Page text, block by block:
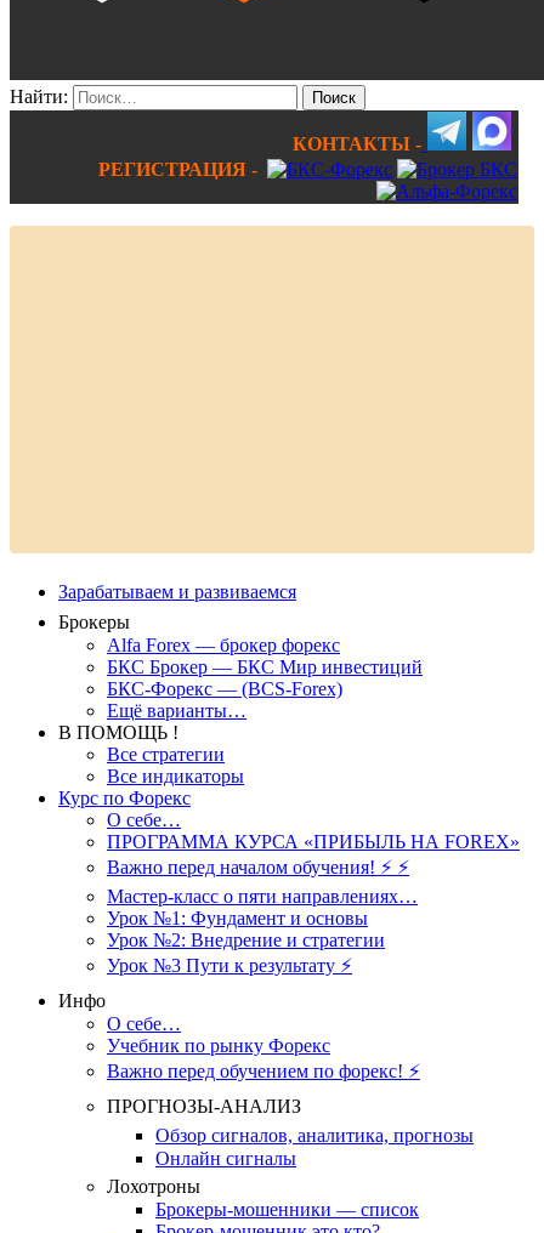
Найти:
КОНТАКТЫ -
РЕГИСТРАЦИЯ -
Зарабатываем и развиваемся
Брокеры
Alfa Forex — брокер форекс
БКС Брокер — БКС Мир инвестиций
БКС-Форекс — (BCS-Forex)
Ещё варианты…
В ПОМОЩЬ !
Все стратегии
Все индикаторы
Курс по Форекс
О себе…
ПРОГРАММА КУРСА «ПРИБЫЛЬ НА FOREX»
Важно перед началом обучения! ⚡ ⚡
Мастер-класс о пяти направлениях…
Урок №1: Фундамент и основы
Урок №2: Внедрение и стратегии
Урок №3 Пути к результату ⚡️
Инфо
О себе…
Учебник по рынку Форекс
Важно перед обучением по форекс! ⚡
ПРОГНОЗЫ-АНАЛИЗ
Обзор сигналов, аналитика, прогнозы
Онлайн сигналы
Лохотроны
Брокеры-мошенники — список